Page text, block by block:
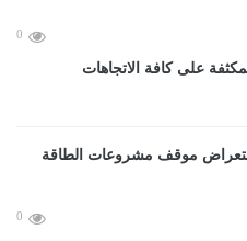
0
على كافة الاتجاهات
0